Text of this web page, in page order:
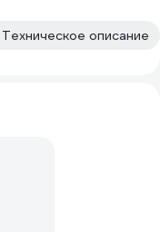
Техническое описание